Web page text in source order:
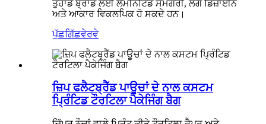
ਤੁਹਾਡੇ ਬ੍ਰਾਂਡ ਲਈ ਲੈਮੀਨੇਟਿਡ ਸਮੱਗਰੀ, ਲੋਗੋ ਡਿਜ਼ਾਈਨ
ਅਤੇ ਆਕਾਰ ਵਿਕਲਪਿਕ ਹੋ ਸਕਦੇ ਹਨ।
ਪੁੱਛਗਿੱਛਵੇਰਵੇ
ਜ਼ਿਪ ਫਲੈਟਬ੍ਰੈੱਡ ਪਾਊਚਾਂ ਦੇ ਨਾਲ ਕਸਟਮ
ਪ੍ਰਿੰਟਿਡ ਟੌਰਟਿਲਾ ਪੈਕੇਜਿੰਗ ਬੈਗ